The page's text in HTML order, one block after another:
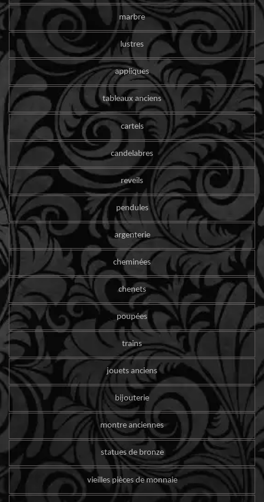
marbre
lustres
appliques
tableaux anciens
cartels
candelabres
reveils
pendules
argenterie
cheminées
chenets
poupées
trains
jouets anciens
bijouterie
montre anciennes
statues de bronze
vieilles pièces de monnaie